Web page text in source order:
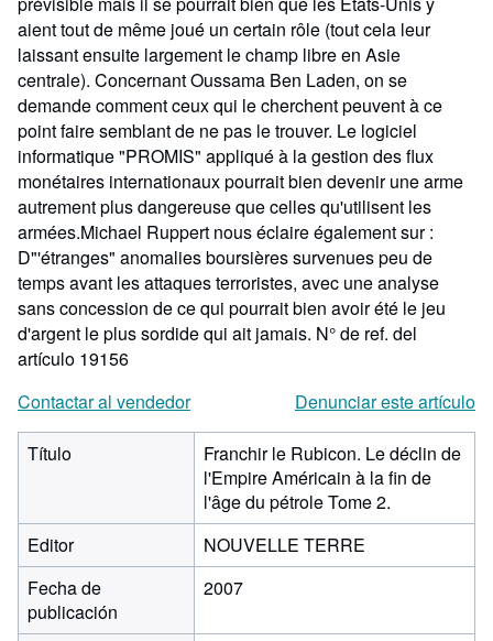
aient tout de même joué un certain rôle (tout cela leur
laissant ensuite largement le champ libre en Asie
centrale). Concernant Oussama Ben Laden, on se
demande comment ceux qui le cherchent peuvent à ce
point faire semblant de ne pas le trouver. Le logiciel
informatique "PROMIS" appliqué à la gestion des flux
monétaires internationaux pourrait bien devenir une arme
autrement plus dangereuse que celles qu'utilisent les
armées.Michael Ruppert nous éclaire également sur :
D"'étranges" anomalies boursières survenues peu de
temps avant les attaques terroristes, avec une analyse
sans concession de ce qui pourrait bien avoir été le jeu
d'argent le plus sordide qui ait jamais. N° de ref. del
artículo 19156
Contactar al vendedor
Denunciar este artículo
Título
Franchir le Rubicon. Le déclin de
l'Empire Américain à la fin de
l'âge du pétrole Tome 2.
Editor
NOUVELLE TERRE
Fecha de
publicación
2007